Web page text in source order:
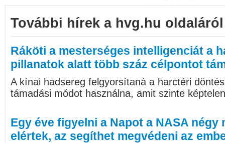
További hírek a hvg.hu oldaláról
Ráköti a mesterséges intelligenciát a
pillanatok alatt több száz célpontot
A kínai hadsereg felgyorsítaná a harctéri
támadási módot használna, amit szinte
Egy éve figyelni a Napot a NASA négy
elértek, az segíthet megvédeni az